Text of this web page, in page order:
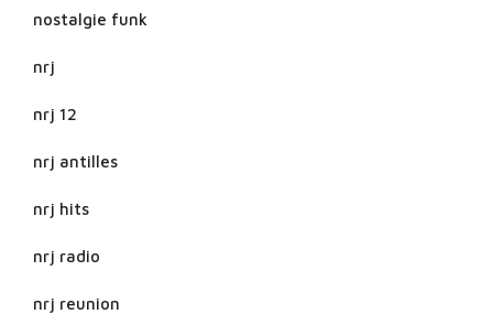
nostalgie funk
nrj
nrj 12
nrj antilles
nrj hits
nrj radio
nrj reunion